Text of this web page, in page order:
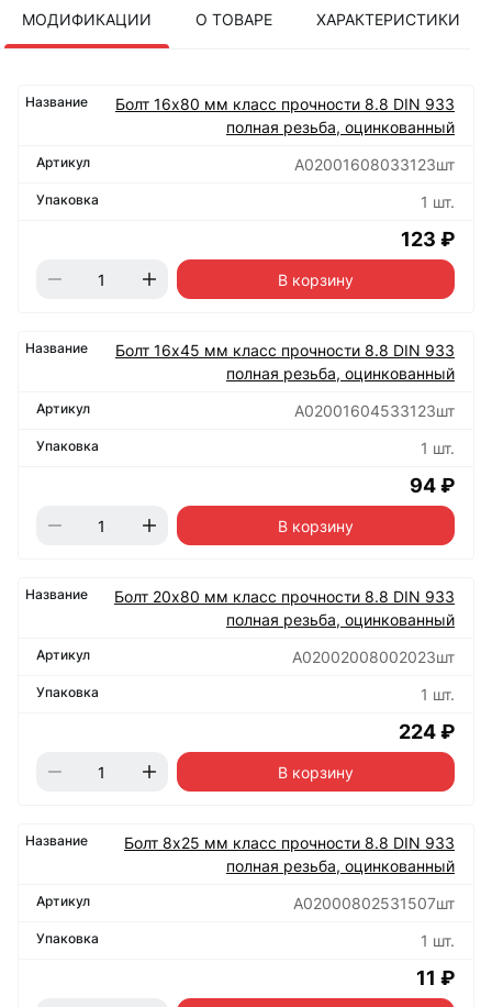
МОДИФИКАЦИИ О ТОВАРЕ ХАРАКТЕРИСТИКИ
Болт 16х80 мм класс прочности 8.8 DIN 933
полная резьба, оцинкованный
А02001608033123шт
1 шт.
123 ₽
В корзину
Болт 16х45 мм класс прочности 8.8 DIN 933
полная резьба, оцинкованный
А02001604533123шт
1 шт.
94 ₽
В корзину
Болт 20х80 мм класс прочности 8.8 DIN 933
полная резьба, оцинкованный
А02002008002023шт
1 шт.
224 ₽
В корзину
Болт 8х25 мм класс прочности 8.8 DIN 933
полная резьба, оцинкованный
А02000802531507шт
1 шт.
11 ₽